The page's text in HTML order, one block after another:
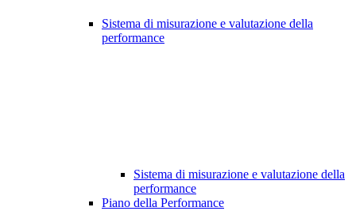
Sistema di misurazione e valutazione della
performance
Sistema di misurazione e valutazione della
performance
Piano della Performance